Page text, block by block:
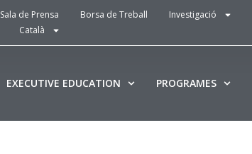
Sala de Prensa Borsa de Treball
Investigació
Català
EXECUTIVE EDUCATION PROGRAMES